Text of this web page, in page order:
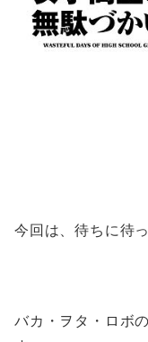
今回は、待ちに待
バカ・ヲタ・ロボ